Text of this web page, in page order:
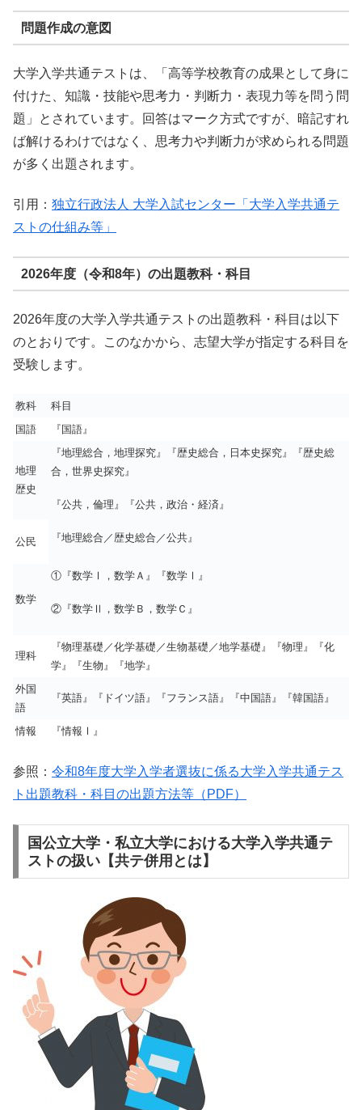
問題作成の意図
大学入学共通テストは、「高等学校教育の成果として身に
付けた、知識・技能や思考力・判断力・表現力等を問う問
題」とされています。回答はマーク方式ですが、暗記すれ
ば解けるわけではなく、思考力や判断力が求められる問題
が多く出題されます。
引用： 独立行政法人 大学入試センター「大学入学共通テ
ストの仕組み等」
2026年度（令和8年）の出題教科・科目
2026年度の大学入学共通テストの出題教科・科目は以下
のとおりです。このなかから、志望大学が指定する科目を
受験します。
教科
科目
国語
『国語』
地理
歴史
『地理総合，地理探究』『歴史総合，日本史探究』『歴史総
合，世界史探究』
『公共，倫理』『公共，政治・経済』
『地理総合／歴史総合／公共』
公民
数学
①『数学Ⅰ，数学Ａ』『数学Ⅰ』
②『数学Ⅱ，数学Ｂ，数学Ｃ』
理科
『物理基礎／化学基礎／生物基礎／地学基礎』『物理』『化
学』『生物』『地学』
外国
語
『英語』『ドイツ語』『フランス語』『中国語』『韓国語』
情報 『情報Ⅰ』
参照： 令和8年度大学入学者選抜に係る大学入学共通テス
ト出題教科・科目の出題方法等（PDF）
国公立大学・私立大学における大学入学共通テ
ストの扱い【共テ併用とは】